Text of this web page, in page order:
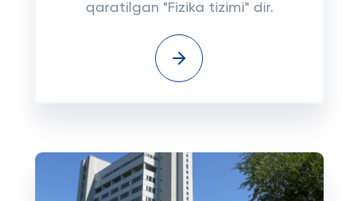
qaratilgan "Fizika tizimi" dir.